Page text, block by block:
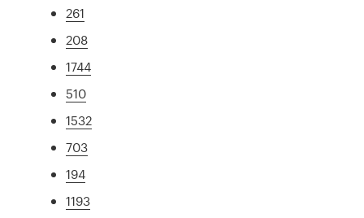
261
208
1744
510
1532
703
194
1193